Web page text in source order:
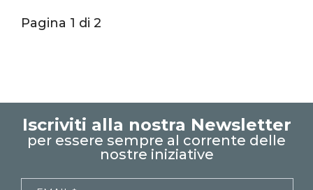
excel magico
emmanuele vietti
Pagina 1 di 2
Iscriviti alla nostra Newsletter
per essere sempre al corrente delle
nostre iniziative